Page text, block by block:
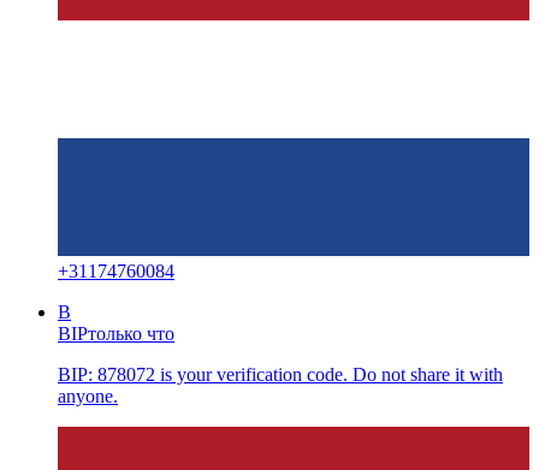
+31174760084
B
BIPтолько что
BIP: 878072 is your verification code. Do not share it with
anyone.